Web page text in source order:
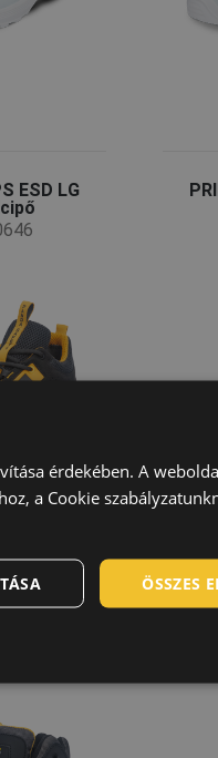
ESD LG
S3 SRC
érdekében. A
a Cookie
ÖSSZES